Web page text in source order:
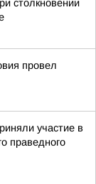
столкновении
провел
участие в
праведного